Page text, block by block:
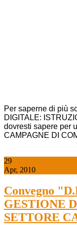
Per saperne di più
DIGITALE:
dovresti sapere per
CAMPAGNE DI
29
Apr, 2010
Convegno
GESTIONE
SETTORE